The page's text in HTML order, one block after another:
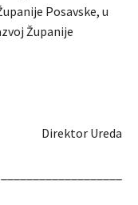
Posavske, u
Županije
Direktor Ureda